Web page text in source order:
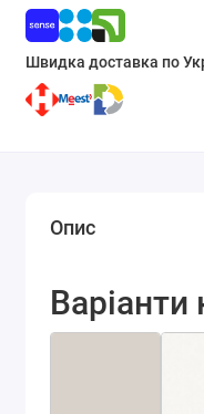
Швидка доставка по
Опис
Варіанти